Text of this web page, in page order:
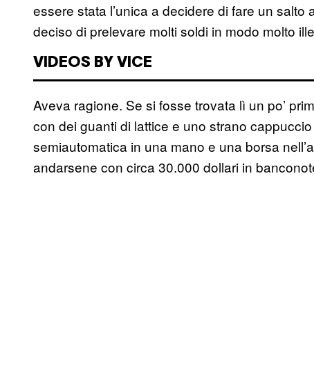
essere stata l’unica a decidere di fare un
deciso di prelevare molti soldi in modo molto
VIDEOS BY VICE
Aveva ragione. Se si fosse trovata lì un po’
con dei guanti di lattice e uno strano
semiautomatica in una mano e una borsa
andarsene con circa 30.000 dollari in